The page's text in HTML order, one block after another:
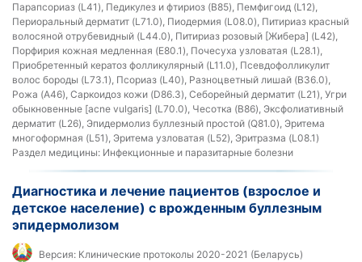
Парапсориаз (L41), Педикулез и фтириоз (B85), Пемфигоид (L12),
Периоральный дерматит (L71.0), Пиодермия (L08.0), Питириаз красный
волосяной отрубевидный (L44.0), Питириаз розовый [Жибера] (L42),
Порфирия кожная медленная (E80.1), Почесуха узловатая (L28.1),
Приобретенный кератоз фолликулярный (L11.0), Псевдофолликулит
волос бороды (L73.1), Псориаз (L40), Разноцветный лишай (B36.0),
Рожа (A46), Саркоидоз кожи (D86.3), Себорейный дерматит (L21), Угри
обыкновенные [acne vulgaris] (L70.0), Чесотка (B86), Эксфолиативный
дерматит (L26), Эпидермолиз буллезный простой (Q81.0), Эритема
многоформная (L51), Эритема узловатая (L52), Эритразма (L08.1)
Раздел медицины: Инфекционные и паразитарные болезни
Диагностика и лечение пациентов (взрослое и
детское население) с врожденным буллезным
эпидермолизом
Версия: Клинические протоколы 2020-2021 (Беларусь)